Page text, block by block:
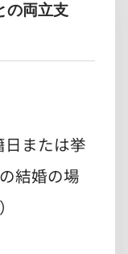
の両立支
または挙
結婚の場